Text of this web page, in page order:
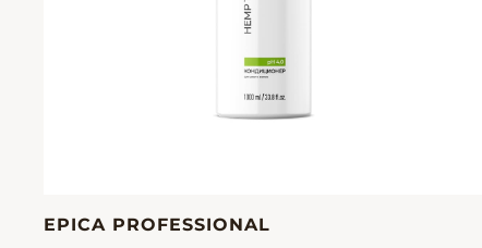
EPICA PROFESSIONAL